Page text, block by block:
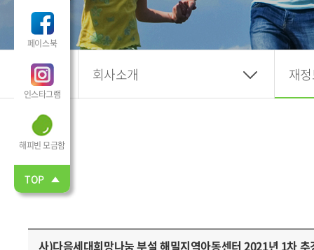
회사소개 재
사)다음세대희망나눔 부설 해밀지역아동센터 2021년 1차
페이스북
인스타그램
해피빈 모금함
TOP